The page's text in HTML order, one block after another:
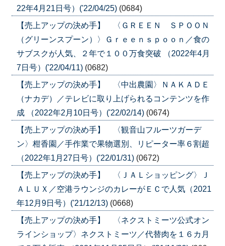
22年4月21日号）('22/04/25) (0684)
【売上アップの決め手】 〈ＧＲＥＥＮ ＳＰＯＯＮ
（グリーンスプーン）〉Ｇｒｅｅｎｓｐｏｏｎ／食の
サブスクが人気、２年で１００万食突破 （2022年4月
7日号）('22/04/11) (0682)
【売上アップの決め手】 〈中出農園〉ＮＡＫＡＤＥ
（ナカデ）／テレビに取り上げられるコンテンツを作
成 （2022年2月10日号）('22/02/14) (0674)
【売上アップの決め手】 〈観音山フルーツガーデ
ン〉柑香園／手作業で果物選別、リピーター率６割超
（2022年1月27日号）('22/01/31) (0672)
【売上アップの決め手】 〈ＪＡＬショッピング〉Ｊ
ＡＬＵＸ／空港ラウンジのカレーがＥＣで人気（2021
年12月9日号）('21/12/13) (0668)
【売上アップの決め手】 〈ネクストミーツ公式オン
ラインショップ〉ネクストミーツ／代替肉を１６カ月